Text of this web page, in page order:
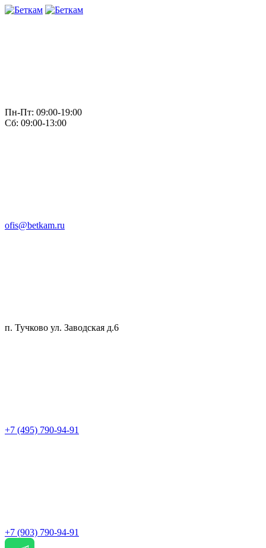
Пн-Пт: 09:00-19:00
Сб: 09:00-13:00
ofis@betkam.ru
п. Тучково ул. Заводская д.6
+7 (495) 790-94-91
+7 (903) 790-94-91